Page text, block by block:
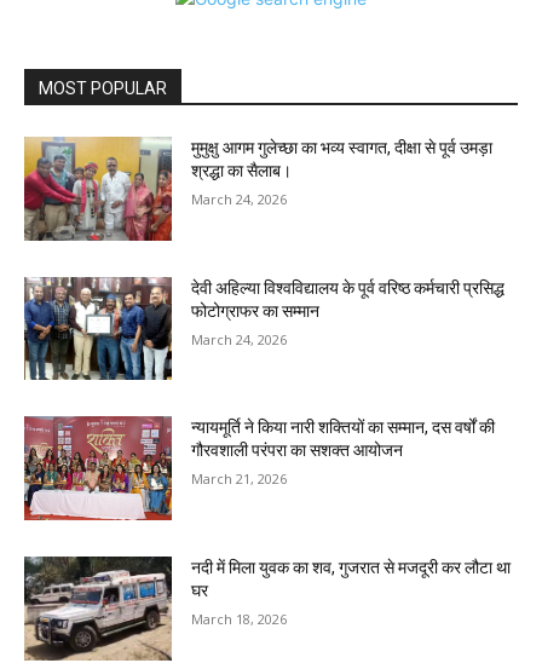
MOST POPULAR
मुमुक्षु आगम गुलेच्छा का भव्य स्वागत, दीक्षा से पूर्व उमड़ा
श्रद्धा का सैलाब।
March 24, 2026
देवी अहिल्या विश्वविद्यालय के पूर्व वरिष्ठ कर्मचारी प्रसिद्ध
फोटोग्राफर का सम्मान
March 24, 2026
न्यायमूर्ति ने किया नारी शक्तियों का सम्मान, दस वर्षों की
गौरवशाली परंपरा का सशक्त आयोजन
March 21, 2026
नदी में मिला युवक का शव, गुजरात से मजदूरी कर लौटा था
घर
March 18, 2026